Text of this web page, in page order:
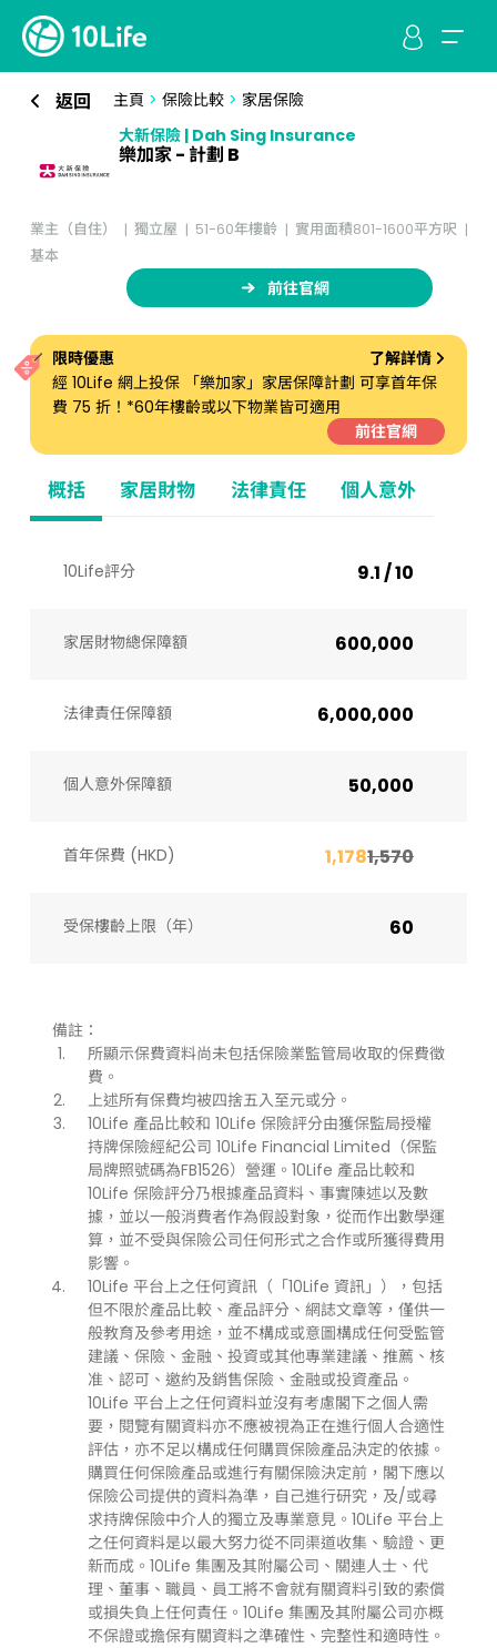
返回 主頁 > 保險比較> 家居保險
大新保險 | Dah Sing Insurance
樂加家 - 計劃 B
業主（自住） 獨立屋 51-60年樓齡
實用面積801-1600平方呎
基本
前往官網
概括 家居財物 法律責任 個人意外
限時優惠
了解詳情
經 10Life 網上投保 「樂加家」家居保障計劃 可享首年保
費 75 折！*60年樓齡或以下物業皆可適用
前往官網
10Life評分 9.1 / 10
家居財物總保障額 600,000
法律責任保障額 6,000,000
個人意外保障額 50,000
首年保費 (HKD) 1,1781,570
受保樓齡上限（年）​ 60
備註：
所顯示保費資料尚未包括保險業監管局收取的保費徵
費。
上述所有保費均被四捨五入至元或分。
10Life 產品比較和 10Life 保險評分由獲保監局授權
持牌保險經紀公司 10Life Financial Limited（保監
局牌照號碼為FB1526）營運。10Life 產品比較和
10Life 保險評分乃根據產品資料、事實陳述以及數
據，並以一般消費者作為假設對象，從而作出數學運
算，並不受與保險公司任何形式之合作或所獲得費用
影響。
10Life 平台上之任何資訊（「10Life 資訊」），包括
但不限於產品比較、產品評分、網誌文章等，僅供一
般教育及參考用途，並不構成或意圖構成任何受監管
建議、保險、金融、投資或其他專業建議、推薦、核
准、認可、邀約及銷售保險、金融或投資產品。
10Life 平台上之任何資料並沒有考慮閣下之個人需
要，閱覽有關資料亦不應被視為正在進行個人合適性
評估，亦不足以構成任何購買保險產品決定的依據。
購買任何保險產品或進行有關保險決定前，閣下應以
保險公司提供的資料為準，自己進行研究，及/或尋
求持牌保險中介人的獨立及專業意見。10Life 平台上
之任何資料是以最大努力從不同渠道收集、驗證、更
新而成。10Life 集團及其附屬公司、關連人士、代
理、董事、職員、員工將不會就有關資料引致的索償
或損失負上任何責任。10Life 集團及其附屬公司亦概
不保證或擔保有關資料之準確性、完整性和適時性。